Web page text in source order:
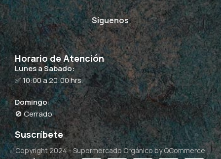
Síguenos
Horario de Atención
Lunes a Sabado:
✅ 10:00 a 20:00 hrs.
Domingo:
🚫 Cerrado
Suscríbete
Copyright 2024 -Supermercado Orgánico by QCommerce